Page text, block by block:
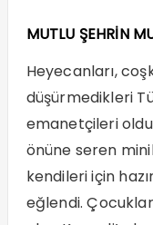
MUTLU ŞEHRİN
Heyecanları,
düşürmedikleri
emanetçileri
önüne seren
kendileri için
eğlendi.